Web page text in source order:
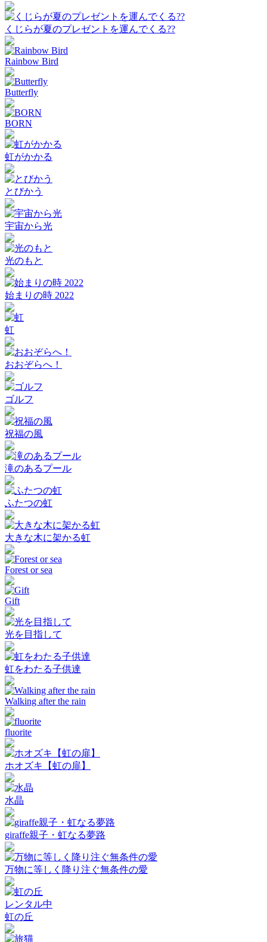
くじらが夏のプレゼントを運んでくる??
Rainbow Bird
Butterfly
BORN
虹がかかる
とびかう
宇宙から光
光のもと
始まりの時 2022
虹
おおぞらへ！
ゴルフ
祝福の風
滝のあるプール
ふたつの虹
大きな木に架かる虹
Forest or sea
Gift
光を目指して
虹をわたる子供達
Walking after the rain
fluorite
ホオズキ【虹の扉】
水晶
giraffe親子・虹なる夢路
万物に等しく降り注ぐ無条件の愛
レンタル中
虹の丘